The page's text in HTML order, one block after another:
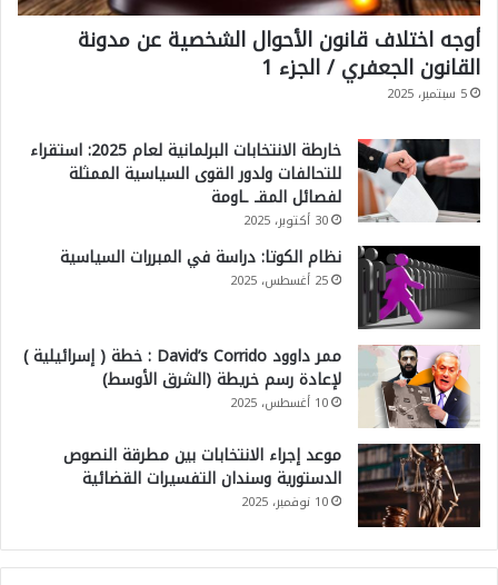
أوجه اختلاف قانون الأحوال الشخصية عن مدونة
القانون الجعفري / الجزء 1
5 سبتمبر، 2025
خارطة الانتخابات البرلمانية لعام 2025: استقراء
للتحالفات ولدور القوى السياسية الممثلة
لفصائل المقـ ـاومة
30 أكتوبر، 2025
نظام الكوتا: دراسة في المبررات السياسية
25 أغسطس، 2025
ممر داوود David’s Corrido : خطة ( إسرائيلية )
لإعادة رسم خريطة (الشرق الأوسط)
10 أغسطس، 2025
موعد إجراء الانتخابات بين مطرقة النصوص
الدستورية وسندان التفسيرات القضائية
10 نوفمبر، 2025